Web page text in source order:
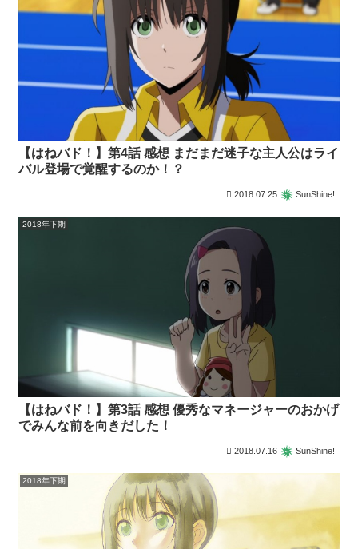
【はねバド！】第4話 感想 まだまだ迷子な主人公はライ
バル登場で覚醒するのか！？
2018.07.25 SunShine!
2018年下期
【はねバド！】第3話 感想 優秀なマネージャーのおかげ
でみんな前を向きだした！
2018.07.16 SunShine!
2018年下期